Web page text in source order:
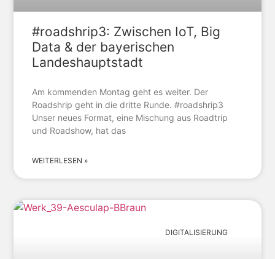
#roadshrip3: Zwischen IoT, Big
Data & der bayerischen
Landeshauptstadt
Am kommenden Montag geht es weiter. Der
Roadshrip geht in die dritte Runde. #roadshrip3
Unser neues Format, eine Mischung aus Roadtrip
und Roadshow, hat das
WEITERLESEN »
DIGITALISIERUNG